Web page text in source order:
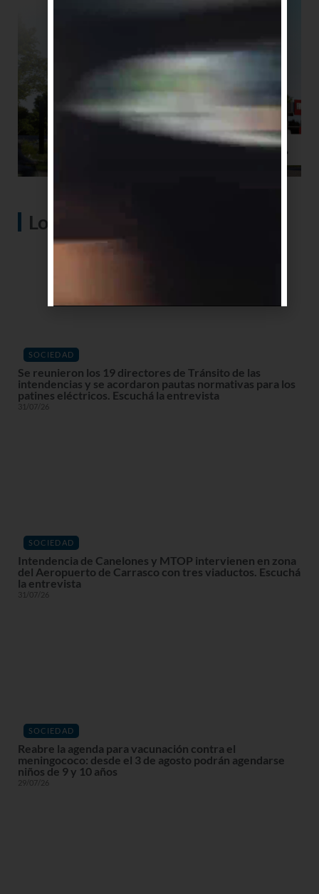
Lo más visto
SOCIEDAD
Se reunieron los 19 directores de Tránsito de las
intendencias y se acordaron pautas normativas para los
patines eléctricos. Escuchá la entrevista
31/07/26
SOCIEDAD
Intendencia de Canelones y MTOP intervienen en zona
del Aeropuerto de Carrasco con tres viaductos. Escuchá
la entrevista
31/07/26
SOCIEDAD
Reabre la agenda para vacunación contra el
meningococo: desde el 3 de agosto podrán agendarse
niños de 9 y 10 años
29/07/26